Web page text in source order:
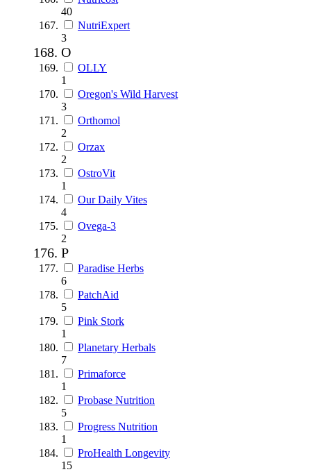
40
NutriExpert
3
O
OLLY
1
Oregon's Wild Harvest
3
Orthomol
2
Orzax
2
OstroVit
1
Our Daily Vites
4
Ovega-3
2
P
Paradise Herbs
6
PatchAid
5
Pink Stork
1
Planetary Herbals
7
Primaforce
1
Probase Nutrition
5
Progress Nutrition
1
ProHealth Longevity
15